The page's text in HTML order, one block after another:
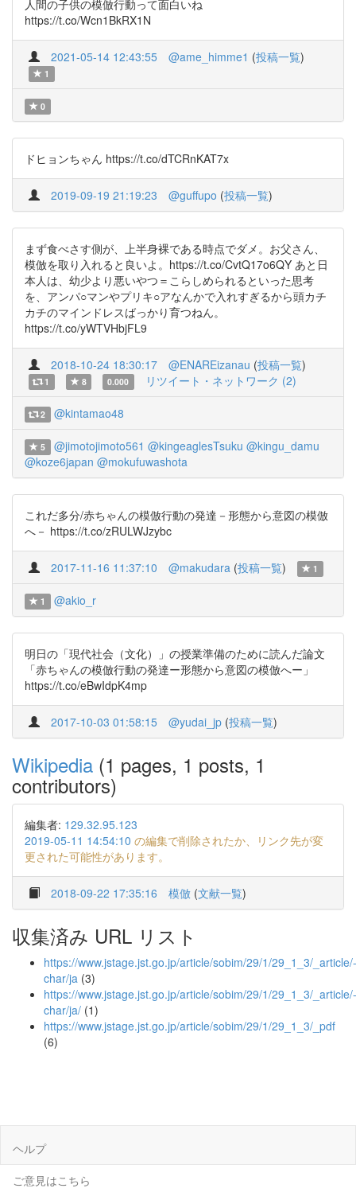
人間の子供の模倣行動って面白いね
https://t.co/Wcn1BkRX1N
2021-05-14 12:43:55 @ame_himme1 (投稿一覧)
1
0
ドヒョンちゃん https://t.co/dTCRnKAT7x
2019-09-19 21:19:23 @guffupo (投稿一覧)
まず食べさす側が、上半身裸である時点でダメ。お父さん、
模倣を取り入れると良いよ。https://t.co/CvtQ17o6QY あと日
本人は、幼少より悪いやつ＝こらしめられるといった思考
を、アンパ○マンやプリキ○アなんかで入れすぎるから頭カチ
カチのマインドレスばっかり育つねん。
https://t.co/yWTVHbjFL9
2018-10-24 18:30:17 @ENAREizanau (投稿一覧)
1 8 0.000 リツイート・ネットワーク (2)
2 @kintamao48
5 @jimotojimoto561 @kingeaglesTsuku @kingu_damu
@koze6japan @mokufuwashota
これだ多分/赤ちゃんの模倣行動の発達－形態から意図の模倣
へ－ https://t.co/zRULWJzybc
2017-11-16 11:37:10 @makudara (投稿一覧) 1
1 @akio_r
明日の「現代社会（文化）」の授業準備のために読んだ論文
「赤ちゃんの模倣行動の発達ー形態から意図の模倣へー」
https://t.co/eBwIdpK4mp
2017-10-03 01:58:15 @yudai_jp (投稿一覧)
Wikipedia (1 pages, 1 posts, 1
contributors)
編集者: 129.32.95.123
2019-05-11 14:54:10 の編集で削除されたか、リンク先が変
更された可能性があります。
2018-09-22 17:35:16 模倣 (文献一覧)
収集済み URL リスト
https://www.jstage.jst.go.jp/article/sobim/29/1/29_1_3/_article/-
char/ja (3)
https://www.jstage.jst.go.jp/article/sobim/29/1/29_1_3/_article/-
char/ja/ (1)
https://www.jstage.jst.go.jp/article/sobim/29/1/29_1_3/_pdf
(6)
ヘルプ
ご意見はこちら